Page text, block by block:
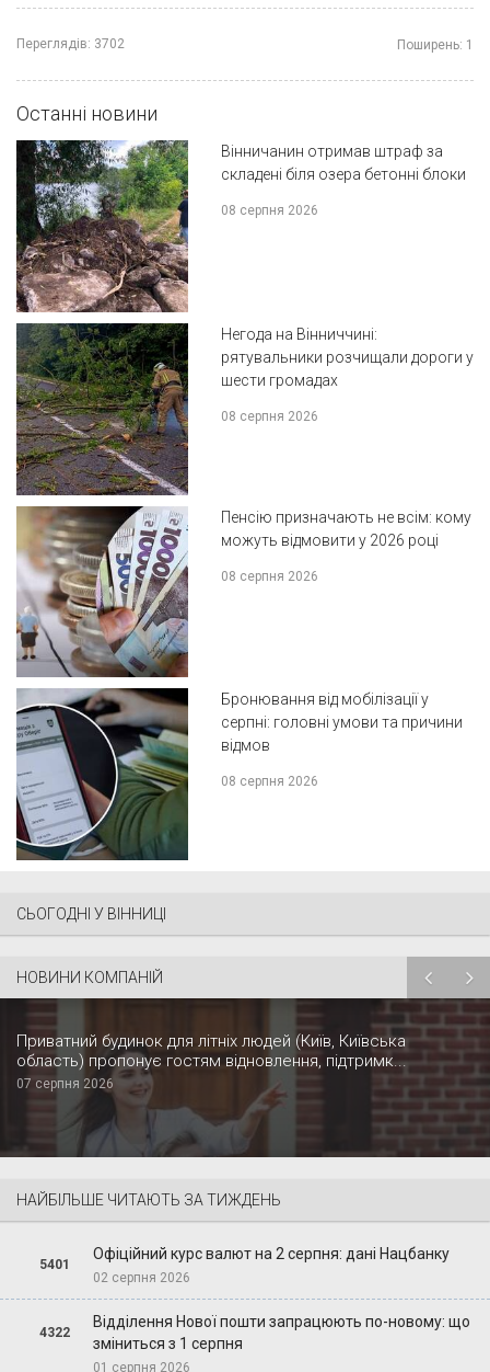
Переглядів: 3702 Поширень: 1
Останні новини
Вінничанин отримав штраф за
складені біля озера бетонні блоки
08 серпня 2026
Негода на Вінниччині:
рятувальники розчищали дороги у
шести громадах
08 серпня 2026
Пенсію призначають не всім: кому
можуть відмовити у 2026 році
08 серпня 2026
Бронювання від мобілізації у
серпні: головні умови та причини
відмов
08 серпня 2026
СЬОГОДНІ У ВІННИЦІ
НОВИНИ КОМПАНІЙ
Приватний будинок для літніх людей (Київ, Київська
область) пропонує гостям відновлення, підтримк...
07 серпня 2026
НАЙБІЛЬШЕ ЧИТАЮТЬ ЗА ТИЖДЕНЬ
5401
Офіційний курс валют на 2 серпня: дані Нацбанку
02 серпня 2026
4322
Відділення Нової пошти запрацюють по-новому: що
зміниться з 1 серпня
01 серпня 2026